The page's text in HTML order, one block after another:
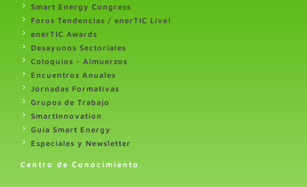
Smart Energy Congress
Foros Tendencias / enerTIC Live!
enerTIC Awards
Desayunos Sectoriales
Coloquios - Almuerzos
Encuentros Anuales
Jornadas Formativas
Grupos de Trabajo
SmartInnovation
Guia Smart Energy
Especiales y Newsletter
Centro de Conocimiento